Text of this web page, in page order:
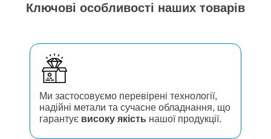
Ключові особливості наших товарів
Ми застосовуємо перевірені технології,
надійні метали та сучасне обладнання, що
гарантує високу якість нашої продукції.